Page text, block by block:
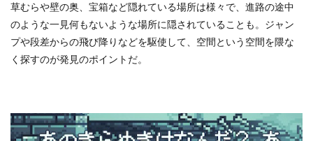
草むらや壁の奥、宝箱など隠れている場所は様々で、進路の途中
のような一見何もないような場所に隠されていることも。ジャン
プや段差からの飛び降りなどを駆使して、空間という空間を隈な
く探すのが発見のポイントだ。